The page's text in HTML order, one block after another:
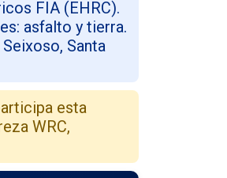
FIA (EHRC).
asfalto y tierra.
Santa
esta
WRC,